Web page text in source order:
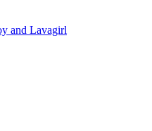
and Lavagirl